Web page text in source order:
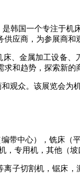
是韩国一个专注于机
应商，为参展商
、金属加工设备
求和趋势，探索新的
观众。该展览会为
带中心），铣床（
，专用机，其他（
离子切割机，锯床